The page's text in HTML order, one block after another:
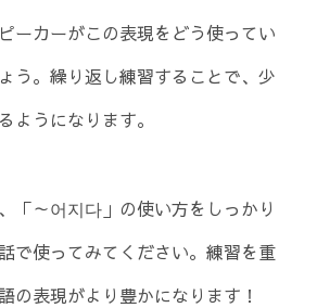
ーカーがこの表現をどう使ってい
う。繰り返し練習することで、少
ようになります。
「～어지다」の使い方をしっかり
で使ってみてください。練習を重
の表現がより豊かになります！